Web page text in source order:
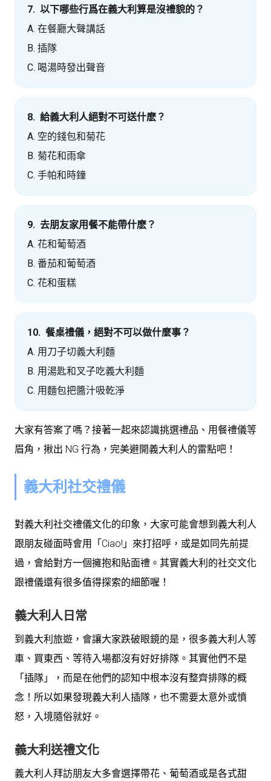
7. 以下哪些行爲在義大利算是沒禮貌的？
A. 在餐廳大聲講話
B. 插隊
C. 喝湯時發出聲音
8. 給義大利人絕對不可送什麽？
A. 空的錢包和菊花
B. 菊花和雨傘
C. 手帕和時鐘
9. 去朋友家用餐不能帶什麽？
A. 花和葡萄酒
B. 番茄和葡萄酒
C. 花和蛋糕
10. 餐桌禮儀，絕對不可以做什麼事？
A. 用刀子切義大利麵
B. 用湯匙和叉子吃義大利麵
C. 用麵包把醬汁吸乾淨
大家有答案了嗎？接著一起來認識挑選禮品、用餐禮儀等
眉角，揪出 NG 行為，完美避開義大利人的雷點吧！
義大利社交禮儀
對義大利社交禮儀文化的印象，大家可能會想到義大利人
跟朋友碰面時會用「Ciao!」來打招呼，或是如同先前提
過，會給對方一個擁抱和貼面禮。其實義大利的社交文化
跟禮儀還有很多值得探索的細節喔！
義大利人日常
到義大利旅遊，會讓大家跌破眼鏡的是，很多義大利人等
車、買東西、等待入場都沒有好好排隊。其實他們不是
「插隊」，而是在他們的認知中根本沒有整齊排隊的概
念！所以如果發現義大利人插隊，也不需要太意外或憤
怒，入境隨俗就好。
義大利送禮文化
義大利人拜訪朋友大多會選擇帶花、葡萄酒或是各式甜